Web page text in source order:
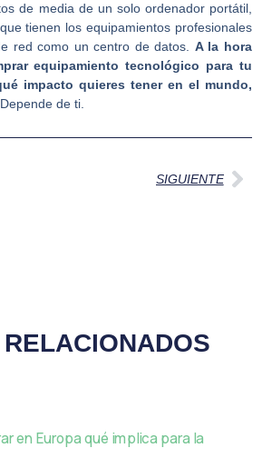
de media de un solo ordenador portátil,
tienen los equipamientos profesionales
red como un centro de datos. A la hora
equipamiento tecnológico para tu
impacto quieres tener en el mundo,
de ti.
SIGUIENTE